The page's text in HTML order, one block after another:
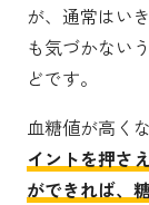
が、通常はい
も気づかない
どです。
血糖値が高く
イントを押さ
ができれば、